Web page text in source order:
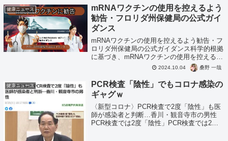
健康ニュース
mRNAワクチンの使用を控えるよう
勧告・フロリダ州保健局の公式ガイ
ダンス
mRNAワクチンの使用を控えるよう勧告・フ
ロリダ州保健局の公式ガイダンス科学的根拠
に基づき、mRNAワクチンの使用を控えるよ
う勧告。フロリダ州保健局の公式ガイダン
ス。効果や安全性、副反応の事実が明らかに
なってきたコロナワクチン。州政府による...
2024.10.04 桑野 一哉
健康ニュース
PCR検査「陰性」でもコロナ感染の
ギャグｗ
〈新型コロナ〉PCR検査で2度「陰性」も医
師が感染者と判断…香川・観音寺市の男性
PCR検査では2度「陰性」PCR検査では2度